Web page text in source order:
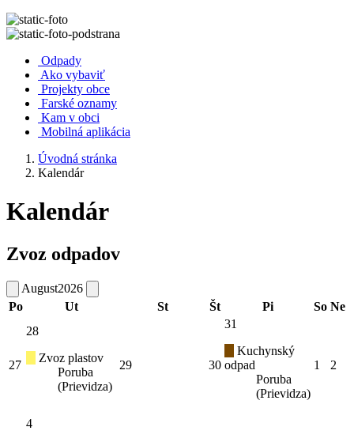
Odpady
Ako vybaviť
Projekty obce
Farské oznamy
Kam v obci
Mobilná aplikácia
Úvodná stránka
Kalendár
Kalendár
Zvoz odpadov
August2026
Po
Ut St Št Pi So Ne
27
28
Zvoz plastov
Poruba
(Prievidza)
29 30
31
Kuchynský
odpad
Poruba
(Prievidza)
1 2
4